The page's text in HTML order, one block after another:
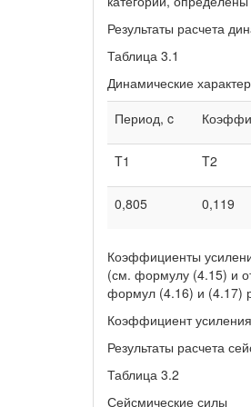
Результаты расчета
Таблица 3.1
Динамические
Период, c
T1 T2
0,805 0,119
Коэффициенты
(см. формулу (4.15) и
формул (4.16) и (4.17)
Коэффициент
Результаты расчета
Таблица 3.2
Сейсмические силы